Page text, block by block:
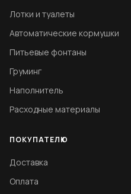
Лотки и туалеты
Автоматические кормушки
Питьевые фонтаны
Груминг
Наполнитель
Расходные материалы
ПОКУПАТЕЛЮ
Доставка
Оплата